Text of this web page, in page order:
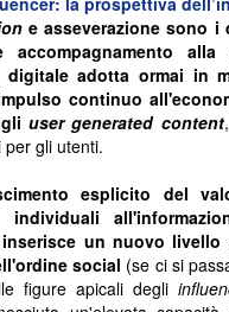
e asseverazione sono i
accompagnamento alla
digitale adotta ormai in
continuo
user generated content
gli utenti.
esplicito del
individuali
un nuovo livello
social (se ci si
figure apicali degli